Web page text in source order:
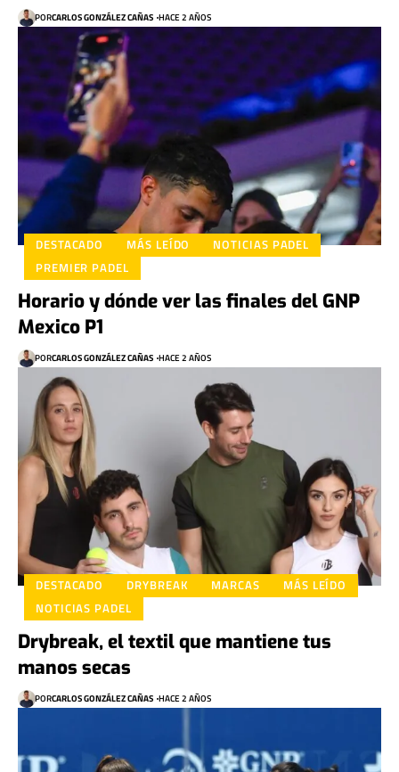
PORCARLOS GONZÁLEZ CAÑAS HACE 2 AÑOS
DESTACADO MÁS LEÍDO
NOTICIAS PADEL
PREMIER PADEL
Horario y dónde ver las finales del GNP
Mexico P1
PORCARLOS GONZÁLEZ CAÑAS HACE 2 AÑOS
DESTACADO DRYBREAK MARCAS
MÁS LEÍDO
NOTICIAS PADEL
Drybreak, el textil que mantiene tus
manos secas
PORCARLOS GONZÁLEZ CAÑAS HACE 2 AÑOS